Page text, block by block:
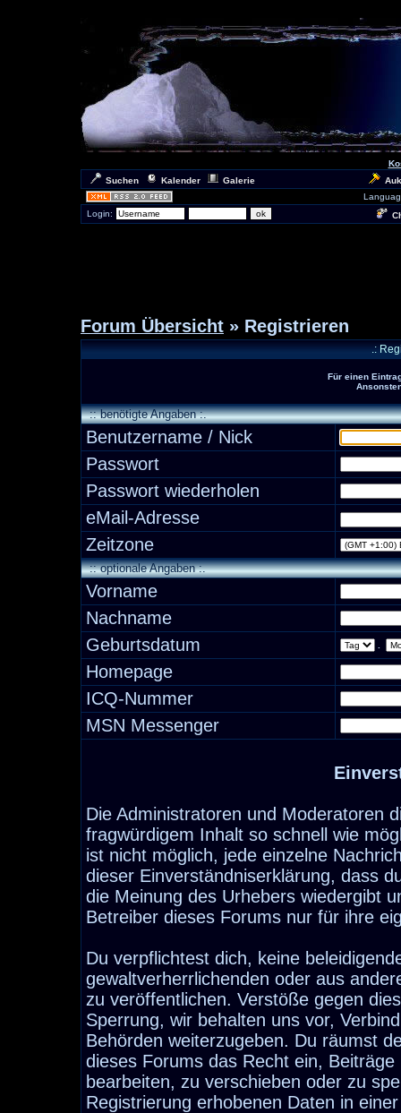
Suchen
Kalender Galerie
Login:
Forum Übersicht » Registrieren
.:
Für einen
:: benötigte Angaben :.
Benutzername / Nick
Passwort
Passwort wiederholen
eMail-Adresse
Zeitzone
:: optionale Angaben :.
Vorname
Nachname
Geburtsdatum
Homepage
ICQ-Nummer
MSN Messenger
Die Administratoren und Moderatoren
fragwürdigem Inhalt so schnell wie
ist nicht möglich, jede einzelne
dieser Einverständniserklärung, dass
die Meinung des Urhebers wiedergibt
Betreiber dieses Forums nur für ihre
Du verpflichtest dich, keine
gewaltverherrlichenden oder aus
zu veröffentlichen. Verstöße gegen
Sperrung, wir behalten uns vor,
Behörden weiterzugeben. Du räumst
dieses Forums das Recht ein,
bearbeiten, zu verschieben oder zu
Registrierung erhobenen Daten in